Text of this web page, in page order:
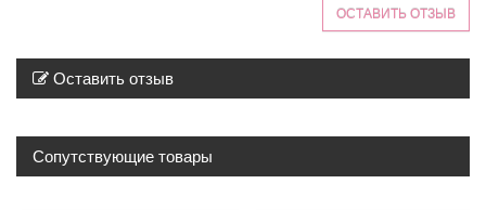
ОСТАВИТЬ ОТЗЫВ
Оставить отзыв
Сопутствующие товары